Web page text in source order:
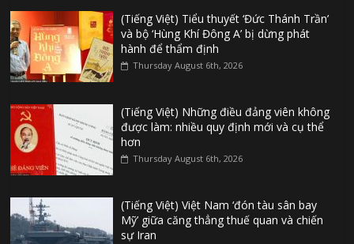
(Tiếng Việt) Tiểu thuyết ‘Đức Thánh Trần’
và bộ ‘Hùng Khí Đông A’ bị dừng phát
hành để thẩm định
Thursday August 6th, 2026
(Tiếng Việt) Những điều đảng viên không
được làm: nhiều quy định mới và cụ thể
hơn
Thursday August 6th, 2026
(Tiếng Việt) Việt Nam ‘đón tàu sân bay
Mỹ’ giữa căng thẳng thuế quan và chiến
sự Iran